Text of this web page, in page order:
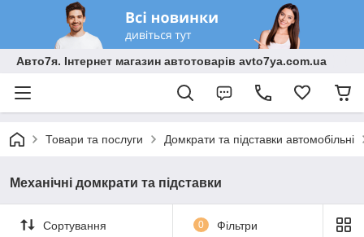
Авто7я. Інтернет магазин автотоварів avto7ya.com.ua
Товари та послуги Домкрати та підставки автомобільні
Механічні домкрати та підставки
Сортування 0 Фільтри